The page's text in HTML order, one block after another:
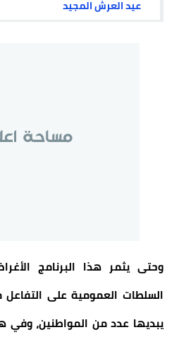
عيد العرش المجيد
وحتى يثمر هذا البرنامج
السلطات العمومية على التفاعل
يبديها عدد من المواطنين، وفي